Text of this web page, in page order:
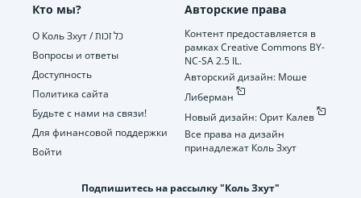
Кто мы?
О Коль Зхут / כל זכות
Вопросы и ответы
Доступность
Политика сайта
Будьте с нами на связи!
Для финансовой поддержки
Войти
Авторские права
Контент предоставляется в
рамках Creative Commons BY-
NC-SA 2.5 IL.
Авторский дизайн: Моше
Либерман
Новый дизайн: Орит Калев
Все права на дизайн
принадлежат Коль Зхут
Подпишитесь на рассылку "Коль Зхут"